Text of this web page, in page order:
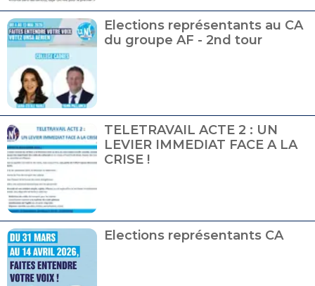
Elections représentants au CA
du groupe AF - 2nd tour
TELETRAVAIL ACTE 2 : UN
LEVIER IMMEDIAT FACE A LA
CRISE !
Elections représentants CA